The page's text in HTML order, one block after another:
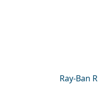
Ray-Ban